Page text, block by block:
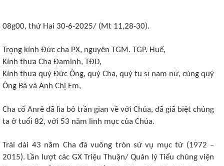
08g00, thứ Hai 30-6-2025/ (Mt 11,28-30).
Trọng kính Đức cha PX, nguyên TGM. TGP. Huế,
Kính thưa Cha Đaminh, TĐD,
Kính thưa quý Đức Ông, quý Cha, quý tu sĩ nam nữ, cùng quý
Ông Bà và Anh Chị Em,
Cha cố Anrê đã lìa bỏ trần gian về với Chúa, đã giã biệt chúng
ta ở tuổi 82, với 53 năm linh mục của Chúa.
Trải dài 43 năm Cha đã vuông tròn sứ vụ mục tử (1972 –
2015). Lần lượt các GX Triệu Thuận/ Quản lý Tiểu chủng viện